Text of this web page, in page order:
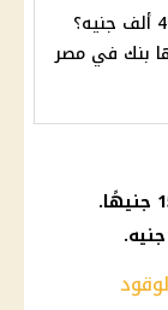
إزاي تربح 80 ألف لو دفعت 40 ألف جنيه؟
بنك في مصر